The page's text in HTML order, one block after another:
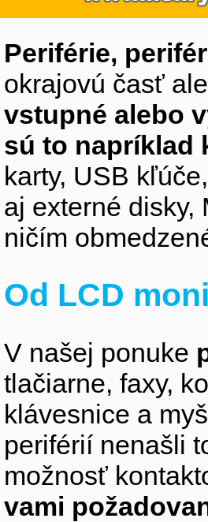
Periférie,
okrajovú časť
vstupné alebo
sú to napríklad
karty, USB
aj externé
ničím
Od LCD
V našej ponuke
tlačiarne, faxy,
klávesnice a
periférií nenašli
možnosť
vami